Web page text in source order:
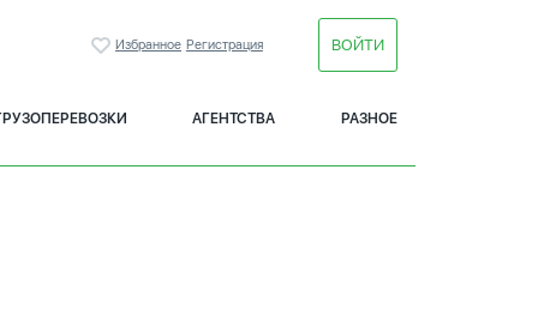
Избранное Регистрация ВОЙТИ
АГЕНТСТВА РАЗНОЕ